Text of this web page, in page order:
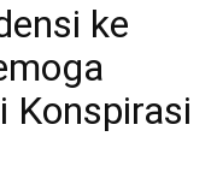
ke
Konspirasi